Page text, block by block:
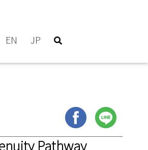
EN JP
Pathway